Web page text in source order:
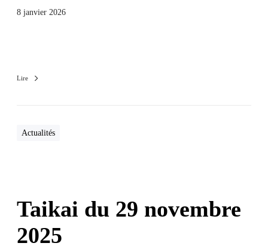
8 janvier 2026
Lire
Actualités
Taikai du 29 novembre
2025